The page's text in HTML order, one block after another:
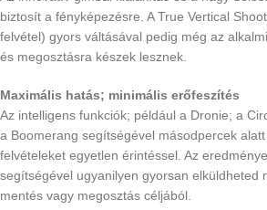
biztosít a fényképezésre. A True Vertical
felvétel) gyors váltásával pedig még az
és megosztásra készek lesznek.
Maximális hatás; minimális erőfeszítés
Az intelligens funkciók; például a Dronie; a
a Boomerang segítségével másodpercek
felvételeket egyetlen érintéssel. Az
segítségével ugyanilyen gyorsan elküldheted
mentés vagy megosztás céljából.